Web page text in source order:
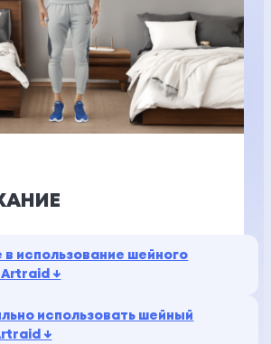
в использование шейного
↓
использовать шейный
↓